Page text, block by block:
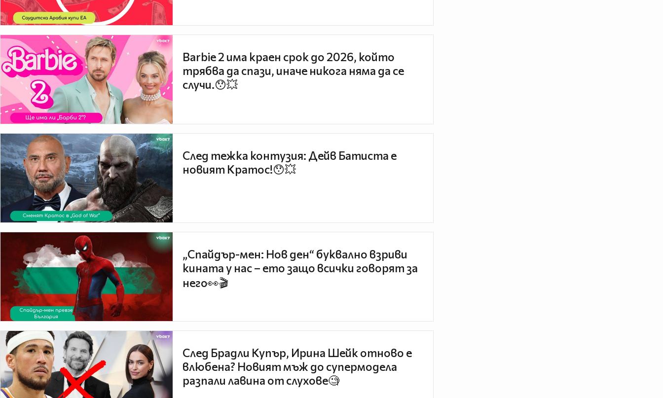
Barbie 2 има краен срок до 2026, който
трябва да спази, иначе никога няма да се
случи.😯💥
След тежка контузия: Дейв Батиста е
новият Кратос!😯💥
„Спайдър-мен: Нов ден“ буквално взриви
кината у нас – ето защо всички говорят за
него👀🎬
След Брадли Купър, Ирина Шейк отново е
влюбена? Новият мъж до супермодела
разпали лавина от слухове🧐